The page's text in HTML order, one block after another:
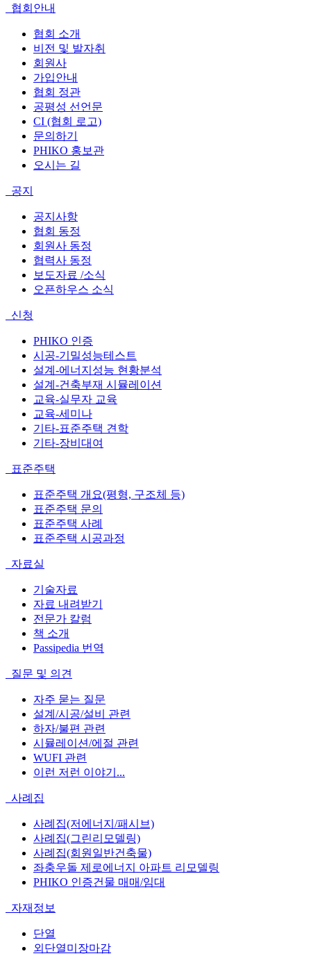
협회안내
협회 소개
비전 및 발자취
회원사
가입안내
협회 정관
공평성 선언문
CI (협회 로고)
문의하기
PHIKO 홍보관
오시는 길
공지
공지사항
협회 동정
회원사 동정
협력사 동정
보도자료 /소식
오픈하우스 소식
신청
PHIKO 인증
시공-기밀성능테스트
설계-에너지성능 현황분석
설계-건축부재 시뮬레이션
교육-실무자 교육
교육-세미나
기타-표준주택 견학
기타-장비대여
표준주택
표준주택 개요(평형, 구조체 등)
표준주택 문의
표준주택 사례
표준주택 시공과정
자료실
기술자료
자료 내려받기
전문가 칼럼
책 소개
Passipedia 번역
질문 및 의견
자주 묻는 질문
설계/시공/설비 관련
하자/불편 관련
시뮬레이션/에절 관련
WUFI 관련
이런 저런 이야기...
사례집
사례집(저에너지/패시브)
사례집(그린리모델링)
사례집(회원일반건축물)
좌충우돌 제로에너지 아파트 리모델링
PHIKO 인증건물 매매/임대
자재정보
단열
외단열미장마감